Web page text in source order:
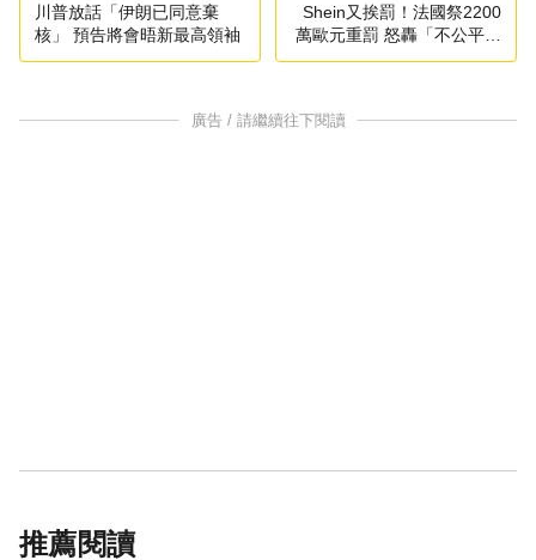
川普放話「伊朗已同意棄
核」 預告將會晤新最高領袖
Shein又挨罰！法國祭2200
萬歐元重罰 怒轟「不公平競
爭」
廣告 / 請繼續往下閱讀
推薦閱讀